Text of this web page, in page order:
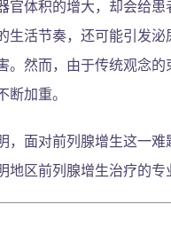
官体积的增大，却会给
生活节奏，还可能引发
。然而，由于传统观念
加重。
，面对前列腺增生这一
地区前列腺增生治疗的